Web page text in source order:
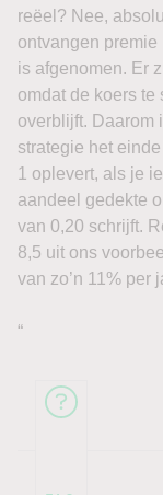
reëel? Nee,
ontvangen
is afgenomen. Er
omdat de koers te
overblijft. Daarom
strategie het
1 oplevert, als je
aandeel gedekte
van 0,20 schrijft.
8,5 uit ons
van zo’n 11% per
“